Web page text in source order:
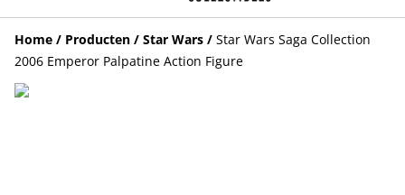
Home / Producten / Star Wars / Star Wars Saga Collection
2006 Emperor Palpatine Action Figure